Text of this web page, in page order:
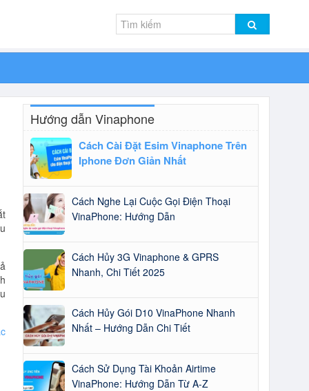
Hướng dẫn Vinaphone
Cách Cài Đặt Esim Vinaphone Trên
Iphone Đơn Giản Nhất
Cách Nghe Lại Cuộc Gọi Điện Thoại
VinaPhone: Hướng Dẫn
Cách Hủy 3G Vinaphone & GPRS
Nhanh, Chi Tiết 2025
Cách Hủy Gói D10 VinaPhone Nhanh
Nhất – Hướng Dẫn Chi Tiết
Cách Sử Dụng Tài Khoản Airtime
VinaPhone: Hướng Dẫn Từ A-Z